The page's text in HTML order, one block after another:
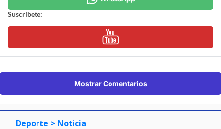
Suscríbete:
Mostrar Comentarios
Deporte > Noticia